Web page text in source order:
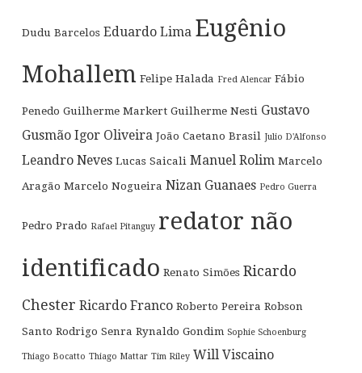
Dudu Barcelos Eduardo Lima Eugênio
Mohallem Felipe Halada Fred Alencar Fábio
Penedo Guilherme Markert Guilherme Nesti Gustavo
Gusmão Igor Oliveira João Caetano Brasil Julio D'Alfonso
Leandro Neves Lucas Saicali Manuel Rolim Marcelo
Aragão Marcelo Nogueira Nizan Guanaes Pedro Guerra
Pedro Prado Rafael Pitanguy redator não
identificado Renato Simões Ricardo
Chester Ricardo Franco Roberto Pereira Robson
Santo Rodrigo Senra Rynaldo Gondim Sophie Schoenburg
Thiago Bocatto Thiago Mattar Tim Riley Will Viscaino